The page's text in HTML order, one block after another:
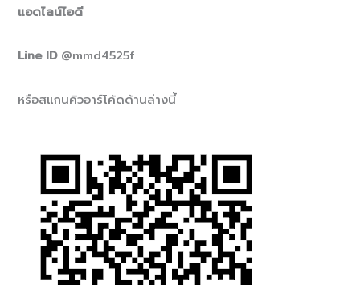
แอดไลน์ไอดี
Line ID @mmd4525f
หรือสแกนคิวอาร์โค้ดด้านล่างนี้